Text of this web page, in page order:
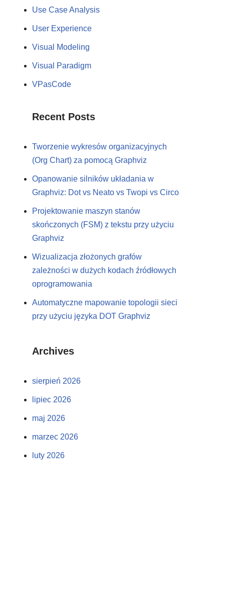
Use Case Analysis
User Experience
Visual Modeling
Visual Paradigm
VPasCode
Recent Posts
Tworzenie wykresów organizacyjnych
(Org Chart) za pomocą Graphviz
Opanowanie silników układania w
Graphviz: Dot vs Neato vs Twopi vs Circo
Projektowanie maszyn stanów
skończonych (FSM) z tekstu przy użyciu
Graphviz
Wizualizacja złożonych grafów
zależności w dużych kodach źródłowych
oprogramowania
Automatyczne mapowanie topologii sieci
przy użyciu języka DOT Graphviz
Archives
sierpień 2026
lipiec 2026
maj 2026
marzec 2026
luty 2026